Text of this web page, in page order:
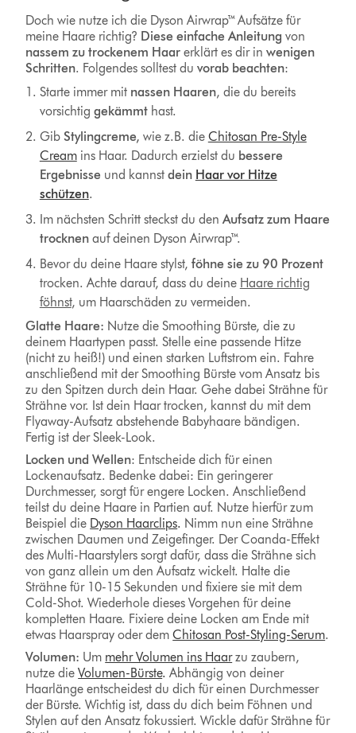
Doch wie nutze ich die Dyson Airwrap™ Aufsätze für
meine Haare richtig? Diese einfache Anleitung von
nassem zu trockenem Haar erklärt es dir inwenigen
Schritten. Folgendes solltest duvorab beachten:
Starte immer mit nassen Haaren, die du bereits
vorsichtig gekämmt hast.
Gib Stylingcreme, wie z.B. die Chitosan Pre-Style
Creamins Haar. Dadurch erzielst du bessere
Ergebnisse und kannst dein Haar vor Hitze
schützen.
Im nächsten Schritt steckst du den Aufsatz zum Haare
trocknenauf deinen Dyson Airwrap™.
Bevor du deine Haare stylst, föhne sie zu 90 Prozent
trocken. Achte darauf, dass du deine Haare richtig
föhnst, um Haarschäden zu vermeiden.
Glatte Haare: Nutze die Smoothing Bürste, die zu
deinem Haartypen passt. Stelle eine passende Hitze
(nicht zu heiß!) und einen starken Luftstrom ein. Fahre
anschließend mit der Smoothing Bürste vom Ansatz bis
zu den Spitzen durch dein Haar. Gehe dabei Strähne für
Strähne vor. Ist dein Haar trocken, kannst du mit dem
Flyaway-Aufsatz abstehende Babyhaare bändigen.
Fertig ist der Sleek-Look.
Locken und Wellen: Entscheide dich für einen
Lockenaufsatz. Bedenke dabei: Ein geringerer
Durchmesser, sorgt für engere Locken. Anschließend
teilst du deine Haare in Partien auf. Nutze hierfür zum
Beispiel die Dyson Haarclips. Nimm nun eine Strähne
zwischen Daumen und Zeigefinger. Der Coanda-Effekt
des Multi-Haarstylers sorgt dafür, dass die Strähne sich
von ganz allein um den Aufsatz wickelt. Halte die
Strähne für 10-15 Sekunden und fixiere sie mit dem
Cold-Shot. Wiederhole dieses Vorgehen für deine
kompletten Haare. Fixiere deine Locken am Ende mit
etwas Haarspray oder demChitosan Post-Styling-Serum.
Volumen: Um mehr Volumen ins Haarzu zaubern,
nutze dieVolumen-Bürste. Abhängig von deiner
Haarlänge entscheidest du dich für einen Durchmesser
der Bürste. Wichtig ist, dass du dich beim Föhnen und
Stylen auf den Ansatz fokussiert. Wickle dafür Strähne für